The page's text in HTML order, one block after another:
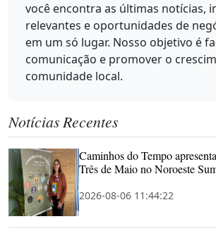
você encontra as últimas notícias,
relevantes e oportunidades de
em um só lugar. Nosso objetivo é
comunicação e promover o
comunidade local.
Notícias Recentes
Caminhos do Tempo
Três de Maio no Noroeste
2026-08-06 11:44:22